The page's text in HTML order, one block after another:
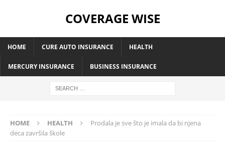
COVERAGE WISE
HOME CURE AUTO INSURANCE HEALTH
MERCURY INSURANCE BUSINESS INSURANCE
HOME HEALTH
Prodala je sve što je imala da bi njena
deca završila škole